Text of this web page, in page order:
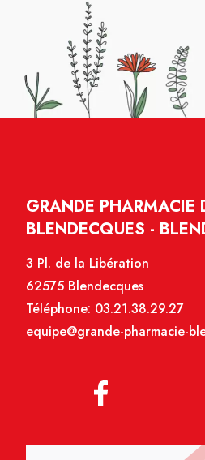
GRANDE PHARMACIE
BLENDECQUES -
3 Pl. de la Libération
62575 Blendecques
Téléphone: 03.21.38.29.27
equipe@grande-pharmacie-